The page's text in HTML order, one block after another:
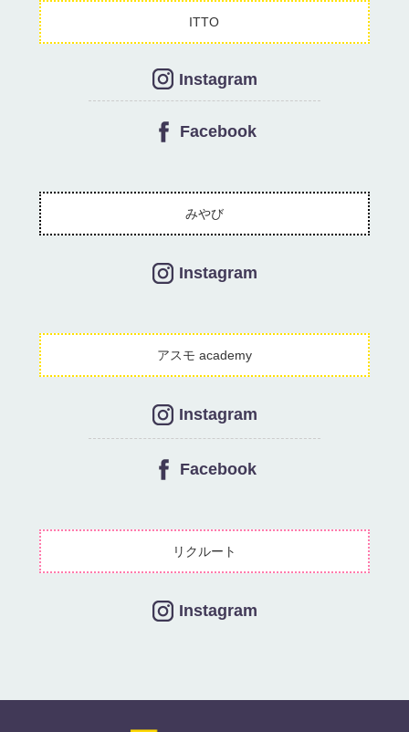
ITTO
Instagram
Facebook
みやび
Instagram
アスモ academy
Instagram
Facebook
リクルート
Instagram